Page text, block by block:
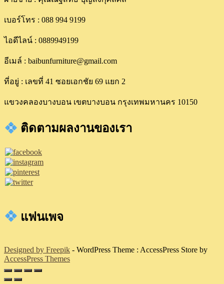
เบอร์โทร : 088 994 9199
ไอดีไลน์ : 0889949199
อีเมล์ : baibunfurniture@gmail.com
ที่อยู่ : เลขที่ 41 ซอยเอกชัย 69 แยก 2
แขวงคลองบางบอน เขตบางบอน กรุงเทพมหานคร 10150
ติดตามผลงานของเรา
แฟนเพจ
Designed by Freepik - WordPress Theme : AccessPress Store by
AccessPress Themes